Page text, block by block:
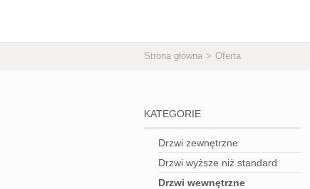
Strona główna > Oferta
KATEGORIE
Drzwi zewnętrzne
Drzwi wyższe niż standard
Drzwi wewnętrzne